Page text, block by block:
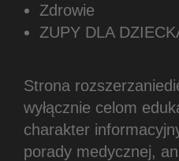
Zdrowie
ZUPY DLA
Strona
wyłącznie celom
charakter
porady medycznej,